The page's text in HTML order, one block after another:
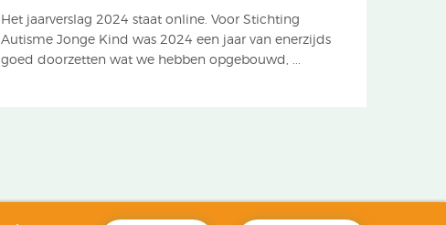
Het jaarverslag 2024 staat online. Voor Stichting
Autisme Jonge Kind was 2024 een jaar van enerzijds
goed doorzetten wat we hebben opgebouwd, ...